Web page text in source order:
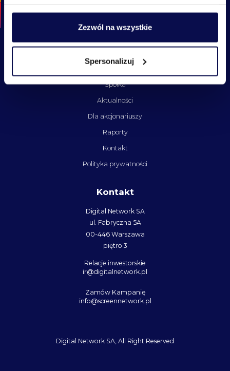
Zezwól na wszystkie
Spersonalizuj
Menu
Spółka
Aktualności
Dla akcjonariuszy
Raporty
Kontakt
Polityka prywatności
Kontakt
Digital Network SA
ul. Fabryczna 5A
00-446 Warszawa
piętro 3
Relacje inwestorskie
ir@digitalnetwork.pl
Zamów Kampanię
info@screennetwork.pl
Digital Network SA, All Right Reserved